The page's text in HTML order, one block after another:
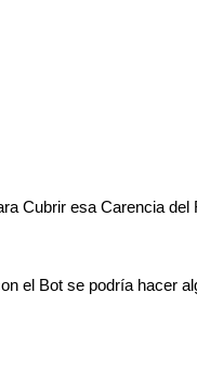
Cubrir esa Carencia del
el Bot se podría hacer